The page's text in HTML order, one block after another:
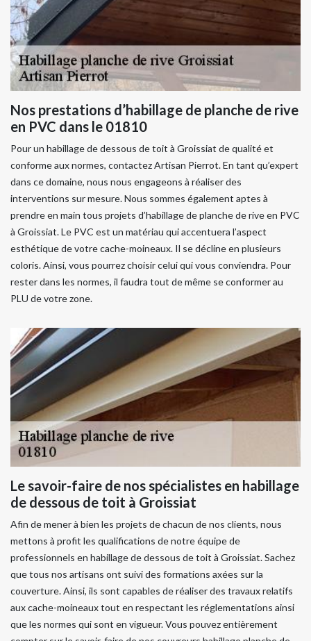
Nos prestations d’habillage de planche de rive
en PVC dans le 01810
Pour un habillage de dessous de toit à Groissiat de qualité et
conforme aux normes, contactez Artisan Pierrot. En tant qu’expert
dans ce domaine, nous nous engageons à réaliser des
interventions sur mesure. Nous sommes également aptes à
prendre en main tous projets d’habillage de planche de rive en PVC
à Groissiat. Le PVC est un matériau qui accentuera l’aspect
esthétique de votre cache-moineaux. Il se décline en plusieurs
coloris. Ainsi, vous pourrez choisir celui qui vous conviendra. Pour
rester dans les normes, il faudra tout de même se conformer au
PLU de votre zone.
Le savoir-faire de nos spécialistes en habillage
de dessous de toit à Groissiat
Afin de mener à bien les projets de chacun de nos clients, nous
mettons à profit les qualifications de notre équipe de
professionnels en habillage de dessous de toit à Groissiat. Sachez
que tous nos artisans ont suivi des formations axées sur la
couverture. Ainsi, ils sont capables de réaliser des travaux relatifs
aux cache-moineaux tout en respectant les réglementations ainsi
que les normes qui sont en vigueur. Vous pouvez entièrement